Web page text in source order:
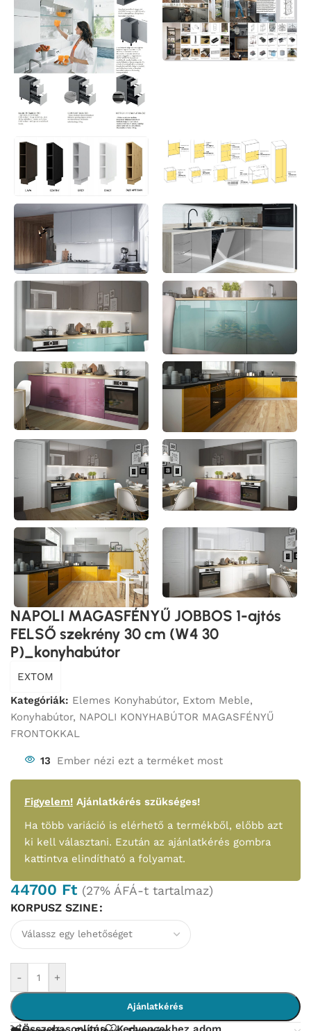
NAPOLI MAGASFÉNYŰ JOBBOS 1-ajtós
FELSŐ szekrény 30 cm (W4 30
P)_konyhabútor
EXTOM
Kategóriák: Elemes Konyhabútor, Extom Meble,
Konyhabútor, NAPOLI KONYHABÚTOR MAGASFÉNYŰ
FRONTOKKAL
13 Ember nézi ezt a terméket most
Figyelem! Ajánlatkérés szükséges!
Ha több variáció is elérhető a termékből, előbb azt
ki kell választani. Ezután az ajánlatkérés gombra
kattintva elindítható a folyamat.
44700 Ft (27% ÁFÁ-t tartalmaz)
KORPUSZ SZINE
- +
Ajánlatkérés